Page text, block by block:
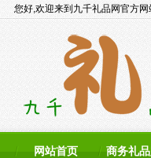
网站首页 商务礼品
您好,欢迎来到九千礼品网官方网